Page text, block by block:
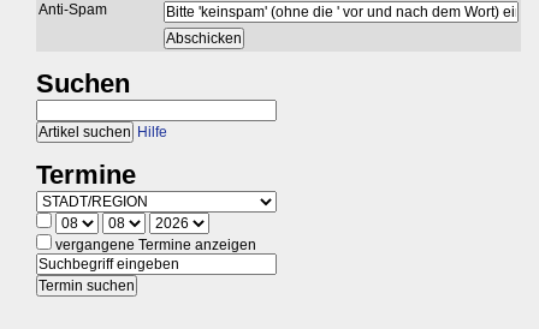
Anti-Spam
Suchen
Hilfe
Termine
vergangene Termine anzeigen